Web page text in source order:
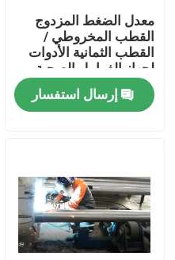
منتجات
معلومات عنا
معدل الضغط المزدوج
القطب المخروطي /
القطب الثمانية الأدوات
لجهاز الفرامل الصحية
إرسال استفسار